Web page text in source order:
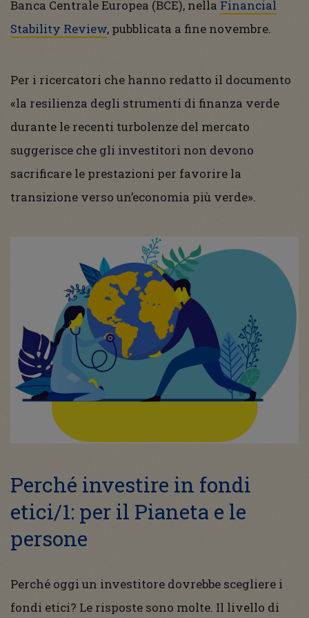
Banca Centrale Europea (BCE), nella Financial
Stability Review, pubblicata a fine novembre.
Per i ricercatori che hanno redatto il documento
«la resilienza degli strumenti di finanza verde
durante le recenti turbolenze del mercato
suggerisce che gli investitori non devono
sacrificare le prestazioni per favorire la
transizione verso un’economia più verde».
Perché investire in fondi
etici/1: per il Pianeta e le
persone
Perché oggi un investitore dovrebbe scegliere i
fondi etici? Le risposte sono molte. Il livello di